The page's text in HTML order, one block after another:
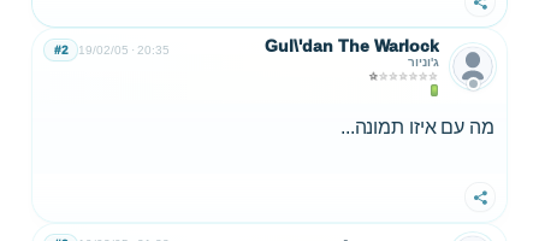
שתף
Gul\'dan The Warlock
ג'וניור
19/02/05 20:35
#2
מה עם איזו תמונה...
שתף